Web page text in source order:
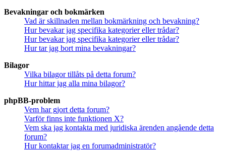
Bevakningar och bokmärken
Vad är skillnaden mellan bokmärkning och bevakning?
Hur bevakar jag specifika kategorier eller trådar?
Hur bevakar jag specifika kategorier eller trådar?
Hur tar jag bort mina bevakningar?
Bilagor
Vilka bilagor tillåts på detta forum?
Hur hittar jag alla mina bilagor?
phpBB-problem
Vem har gjort detta forum?
Varför finns inte funktionen X?
Vem ska jag kontakta med juridiska ärenden angående detta
forum?
Hur kontaktar jag en forumadministratör?